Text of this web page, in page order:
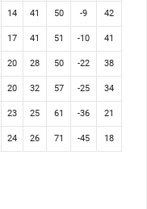
14 41 50 -9 42
17 41 51 -10 41
20 28 50 -22 38
20 32 57 -25 34
23 25 61 -36 21
24 26 71 -45 18